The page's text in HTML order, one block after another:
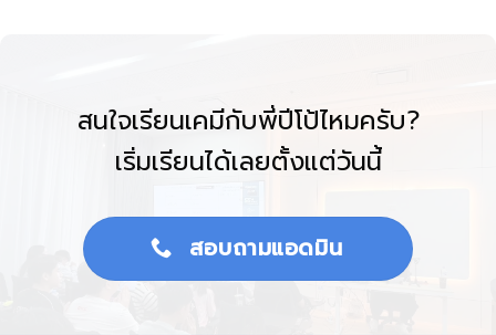
สนใจเรียนเคมีกับพี่ปีโป้ไหมครับ?
เริ่มเรียนได้เลยตั้งแต่วันนี้
สอบถามแอดมิน